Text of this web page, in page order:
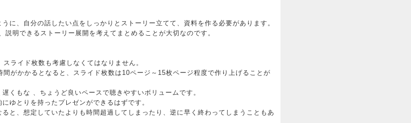
に、自分の話したい点をしっかりとストーリー立てて、資料を作る必要があります。
明できるストーリー展開を考えてまとめることが大切なのです。
ライド枚数も考慮しなくてはなりません。
がかかるとなると、スライド枚数は10ページ～15枚ページ程度で作り上げることが
くもな 、ちょうど良いペースで聴きやすいボリュームです。
ゆとりを持ったプレゼンができるはずです。
と、想定していたよりも時間超過してしまったり、逆に早く終わってしまうこともあ